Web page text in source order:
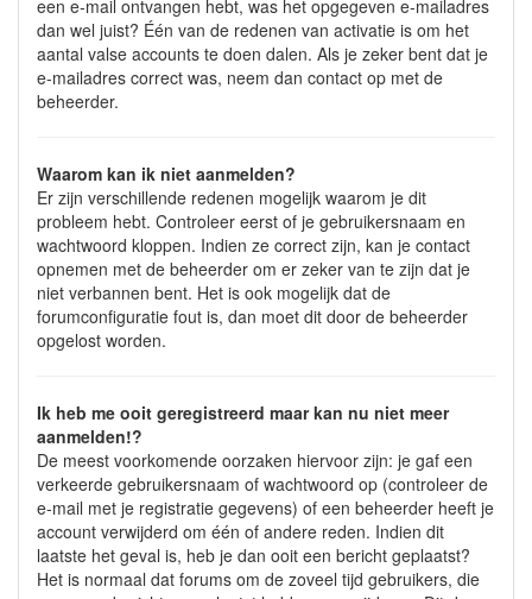
een e-mail ontvangen hebt, was het opgegeven e-mailadres
dan wel juist? Één van de redenen van activatie is om het
aantal valse accounts te doen dalen. Als je zeker bent dat je
e-mailadres correct was, neem dan contact op met de
beheerder.
Waarom kan ik niet aanmelden?
Er zijn verschillende redenen mogelijk waarom je dit
probleem hebt. Controleer eerst of je gebruikersnaam en
wachtwoord kloppen. Indien ze correct zijn, kan je contact
opnemen met de beheerder om er zeker van te zijn dat je
niet verbannen bent. Het is ook mogelijk dat de
forumconfiguratie fout is, dan moet dit door de beheerder
opgelost worden.
Ik heb me ooit geregistreerd maar kan nu niet meer
aanmelden!?
De meest voorkomende oorzaken hiervoor zijn: je gaf een
verkeerde gebruikersnaam of wachtwoord op (controleer de
e-mail met je registratie gegevens) of een beheerder heeft je
account verwijderd om één of andere reden. Indien dit
laatste het geval is, heb je dan ooit een bericht geplaatst?
Het is normaal dat forums om de zoveel tijd gebruikers, die